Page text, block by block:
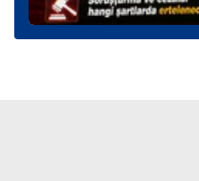
reklam/pazarlama